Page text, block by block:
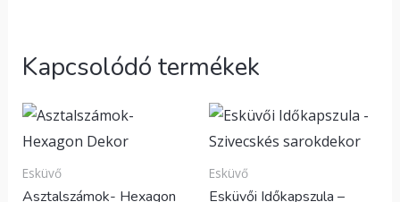
Kapcsolódó termékek
Esküvő
Asztalszámok- Hexagon
Esküvő
Esküvői Időkapszula –